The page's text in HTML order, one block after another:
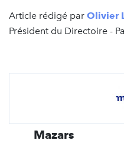
Article rédigé par Olivier
Président du Directoire -
Mazars